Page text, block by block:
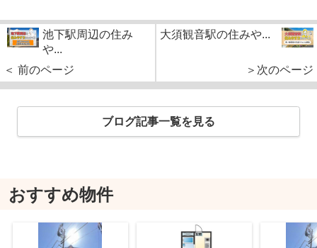
池下駅周辺の住み
や...
＜ 前のページ
大須観音駅の住みや...
＞次のページ
ブログ記事一覧を見る
おすすめ物件